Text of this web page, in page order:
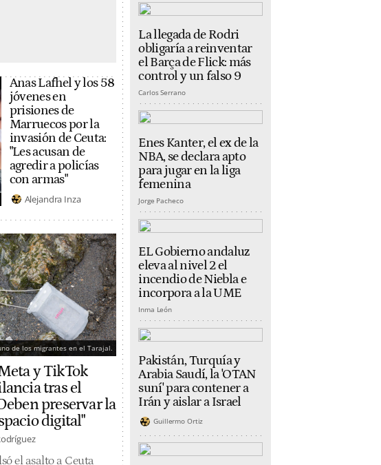
Anas Lafhel y los 58
jóvenes en
prisiones de
Marruecos por la
invasión de Ceuta:
"Les acusan de
agredir a policías
con armas"
Alejandra Inza
de los migrantes en el Tarajal.
y TikTok
tras el
preservar la
digital"
el asalto a Ceuta
La llegada de Rodri
obligaría a reinventar
el Barça de Flick: más
control y un falso 9
Carlos Serrano
Enes Kanter, el ex de la
NBA, se declara apto
para jugar en la liga
femenina
Jorge Pacheco
EL Gobierno andaluz
eleva al nivel 2 el
incendio de Niebla e
incorpora a la UME
Inma León
Pakistán, Turquía y
Arabia Saudí, la 'OTAN
suní' para contener a
Irán y aislar a Israel
Guillermo Ortiz